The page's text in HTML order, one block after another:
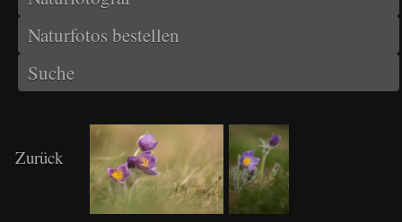
Naturfotos bestellen
Suche
Zurück